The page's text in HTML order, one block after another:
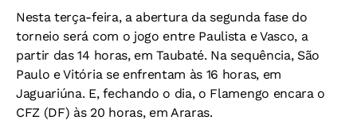
Nesta terça-feira, a abertura da segunda fase do
torneio será com o jogo entre Paulista e Vasco, a
partir das 14 horas, em Taubaté. Na sequência, São
Paulo e Vitória se enfrentam às 16 horas, em
Jaguariúna. E, fechando o dia, o Flamengo encara o
CFZ (DF) às 20 horas, em Araras.